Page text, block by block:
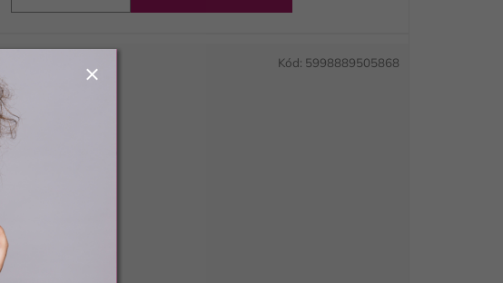
Kód: 5998889505868